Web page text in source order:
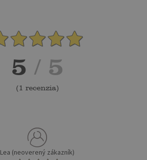
5 / 5
(1 recenzia)
Lea (neoverený zákazník)